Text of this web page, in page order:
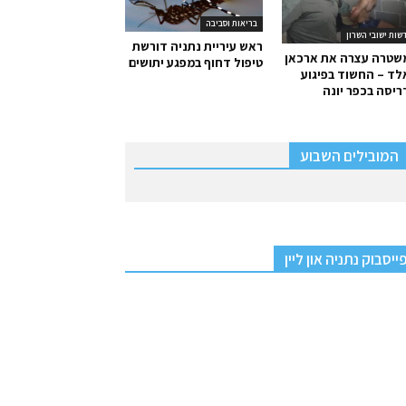
בריאות וסביבה
ראש עיריית נתניה דורשת
טיפול דחוף במפגע יתושים
ישובי השרון
עצרה את ארכאן
– החשוד בפיגוע
בכפר יונה
המובילים השבוע
פייסבוק נתניה און ליין